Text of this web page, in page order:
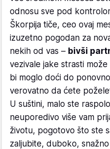
odnosu sve pod
Škorpija tiče, ceo ovaj
izuzetno pogodan za
nekih od vas – bivši
vezivale jake strasti
bi moglo doći do
verovatno da ćete
U suštini, malo ste
neuporedivo više vam
životu, pogotovo što ste
zaljubite, duboko,